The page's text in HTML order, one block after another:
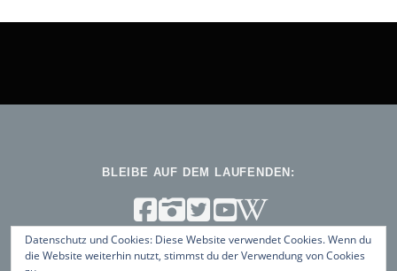
BLEIBE AUF DEM LAUFENDEN:
Datenschutz und Cookies: Diese Website verwendet Cookies. Wenn du
die Website weiterhin nutzt, stimmst du der Verwendung von Cookies